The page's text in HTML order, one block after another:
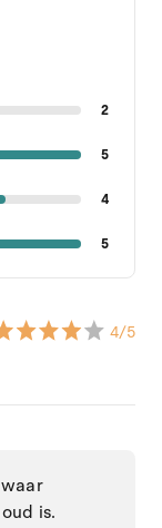
2
5
4
5
4/5
is.